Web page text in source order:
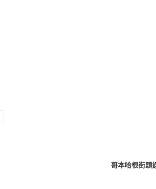
哥本哈根街頭